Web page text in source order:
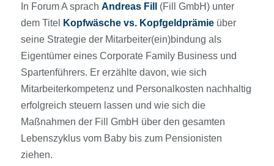
In Forum A sprach Andreas Fill
(Fill GmbH) unter
dem Titel
Kopfwäsche vs. Kopfgeldprämie über
seine Strategie der Mitarbeiter(ein)bindung als
Eigentümer eines Corporate Family Business und
Spartenführers. Er erzählte davon, wie sich
Mitarbeiterkompetenz und Personalkosten nachhaltig
erfolgreich steuern lassen und wie sich die
Maßnahmen der Fill GmbH über den gesamten
Lebenszyklus vom Baby bis zum Pensionisten
ziehen.